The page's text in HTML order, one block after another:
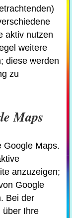
aktiv nutzen
weitere
diese werden
zu
Maps
Google Maps.
anzuzeigen;
Google
Bei der
über Ihre